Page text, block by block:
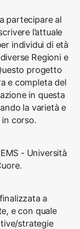
partecipare al
l’attuale
individui di età
Regioni e
progetto
e completa del
in questa
la varietà e
in corso.
- Università
a
e con quale
strategie